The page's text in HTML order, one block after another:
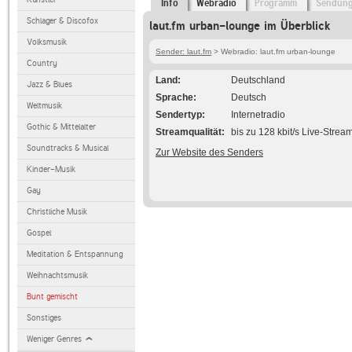
Schlager & Discofox
Volksmusik
Country
Jazz & Blues
Weltmusik
Gothic & Mittelalter
Soundtracks & Musical
Kinder-Musik
Gay
Christliche Musik
Gospel
Meditation & Entspannung
Weihnachtsmusik
Bunt gemischt
Sonstiges
Weniger Genres
Info Webradio Programm
laut.fm urban-lounge im Überblick
Sender: laut.fm > Webradio: laut.fm urban-lounge
Land
Deutschland
Sprache
Deutsch
Sendertyp
Internetradio
Streamqualität
bis zu 128 kbit/s Live-
Zur Website des Senders